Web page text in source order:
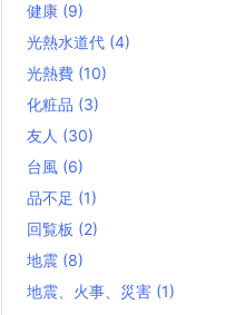
健康 (9)
光熱水道代 (4)
光熱費 (10)
化粧品 (3)
友人 (30)
台風 (6)
品不足 (1)
回覧板 (2)
地震 (8)
地震、火事、災害 (1)